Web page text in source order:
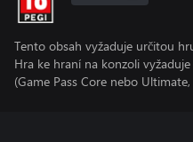
Tento obsah vyžaduje určitou
Hra ke hraní na konzoli
(Game Pass Core nebo